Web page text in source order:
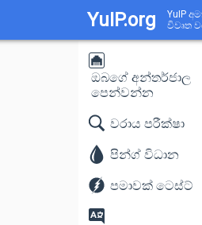
YuIP.org
YuIP
විවෘත
ඔබගේ අන්තර්ජාල
පෙන්වන්න
වරාය පරීක්ෂා
පින්ග් විධාන
පමාවක් ටෙස්ට්